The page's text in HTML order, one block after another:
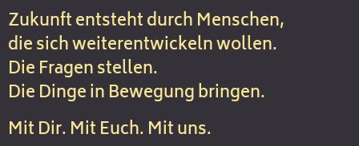
Zukunft entsteht durch Menschen,
die sich weiterentwickeln wollen.
Die Fragen stellen.
Die Dinge in Bewegung bringen.
Mit Dir. Mit Euch. Mit uns.